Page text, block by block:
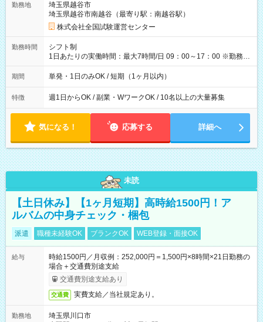
例】 ・河合塾模擬試験 8:30～17:30（休憩1時間） 時給1,300円
×8時間＝日収10,400円＋交通費 ※当日の役割により時給＋100
円の場合あり ・国家試験 7:00～13:30（休憩なし） 時給1,300
円（役割手当＋100円）×6時間＝日収8,400円＋交通費 【試用期
間】試用期間なし
勤務地
埼玉県越谷市
埼玉県越谷市南越谷（最寄り駅：南越谷駅）
株式会社全国試験運営センター
勤務時間
シフト制
1日あたりの実働時間：最大7時間/日 09：00～17：00 ※勤務時
間は 試験により異なります。
期間 単発・1日のみOK / 短期（1ヶ月以内）
特徴 週1日からOK / 副業・WワークOK / 10名以上の大量募集
気になる！ 応募する 詳細へ
未読
【土日休み】【1ヶ月短期】高時給1500円！ア
ルバムの中身チェック・梱包
派遣 職種未経験OK ブランクOK WEB登録・面接OK
給与
時給1500円／月収例：252,000円＝1,500円×8時間×21日勤務の
場合＋交通費別途支給
交通費別途支給あり
交通費 実費支給／当社規定あり。
勤務地
埼玉県川口市